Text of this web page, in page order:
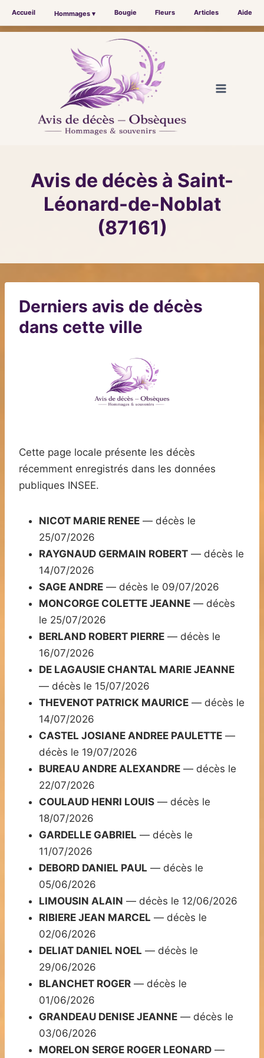
Accueil Hommages ▾ Bougie Fleurs Articles Aide
Avis de décès à Saint-
Léonard-de-Noblat
(87161)
Derniers avis de décès
dans cette ville
Cette page locale présente les décès
récemment enregistrés dans les données
publiques INSEE.
NICOT MARIE RENEE — décès le
25/07/2026
RAYGNAUD GERMAIN ROBERT — décès le
14/07/2026
SAGE ANDRE — décès le 09/07/2026
MONCORGE COLETTE JEANNE — décès
le 25/07/2026
BERLAND ROBERT PIERRE — décès le
16/07/2026
DE LAGAUSIE CHANTAL MARIE JEANNE
— décès le 15/07/2026
THEVENOT PATRICK MAURICE — décès le
14/07/2026
CASTEL JOSIANE ANDREE PAULETTE —
décès le 19/07/2026
BUREAU ANDRE ALEXANDRE — décès le
22/07/2026
COULAUD HENRI LOUIS — décès le
18/07/2026
GARDELLE GABRIEL — décès le
11/07/2026
DEBORD DANIEL PAUL — décès le
05/06/2026
LIMOUSIN ALAIN — décès le 12/06/2026
RIBIERE JEAN MARCEL — décès le
02/06/2026
DELIAT DANIEL NOEL — décès le
29/06/2026
BLANCHET ROGER — décès le
01/06/2026
GRANDEAU DENISE JEANNE — décès le
03/06/2026
MORELON SERGE ROGER LEONARD —